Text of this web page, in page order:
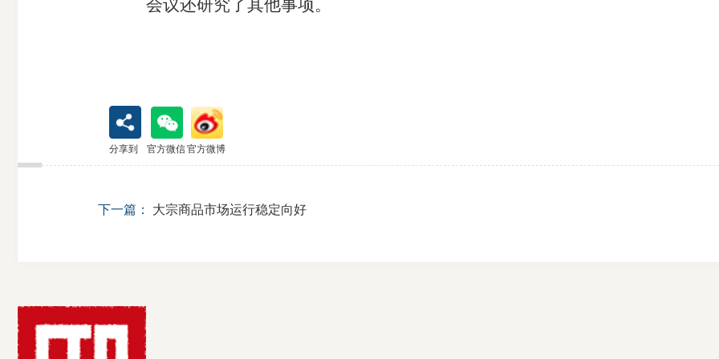
会议还研究了其他事项。
分享到 官方微信官方微博
下一篇： 大宗商品市场运行稳定向好